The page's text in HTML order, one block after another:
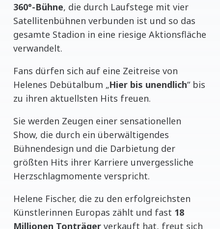
360°-Bühne, die durch Laufstege mit vier
Satellitenbühnen verbunden ist und so das
gesamte Stadion in eine riesige Aktionsfläche
verwandelt.
Fans dürfen sich auf eine Zeitreise von
Helenes Debütalbum „Hier bis unendlich“ bis
zu ihren aktuellsten Hits freuen.
Sie werden Zeugen einer sensationellen
Show, die durch ein überwältigendes
Bühnendesign und die Darbietung der
größten Hits ihrer Karriere unvergessliche
Herzschlagmomente verspricht.
Helene Fischer, die zu den erfolgreichsten
Künstlerinnen Europas zählt und fast 18
Millionen Tonträger verkauft hat, freut sich